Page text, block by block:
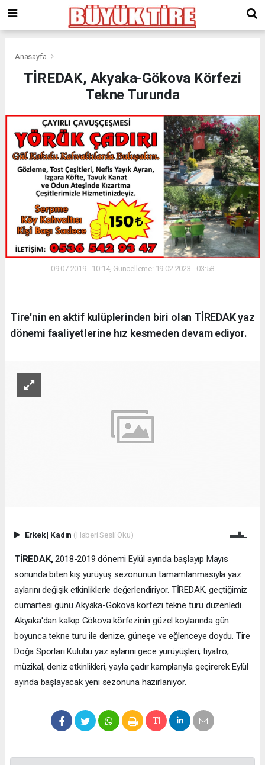
giriş
kingroyal
Anasayfa
TİREDAK, Akyaka-Gökova Körfezi
Tekne Turunda
09.07.2019 - 10:14, Güncelleme: 19.02.2023 - 03:58
Tire'nin en aktif kulüplerinden biri olan TİREDAK yaz
dönemi faaliyetlerine hız kesmeden devam ediyor.
Erkek| Kadın (Haberi Sesli Oku)
TİREDAK,2018-2019 dönemi Eylül ayında başlayıp Mayıs
sonunda biten kış yürüyüş sezonunun tamamlanmasıyla yaz
aylarını değişik etkinliklerle değerlendiriyor. TİREDAK, geçtiğimiz
cumartesi günü Akyaka-Gökova körfezi tekne turu düzenledi.
Akyaka'dan kalkıp Gökova körfezinin güzel koylarında gün
boyunca tekne turu ile denize, güneşe ve eğlenceye doydu. Tire
Doğa Sporları Kulübü yaz aylarını gece yürüyüşleri, tiyatro,
müzikal, deniz etkinlikleri, yayla çadır kamplarıyla geçirerek Eylül
ayında başlayacak yeni sezonuna hazırlanıyor.